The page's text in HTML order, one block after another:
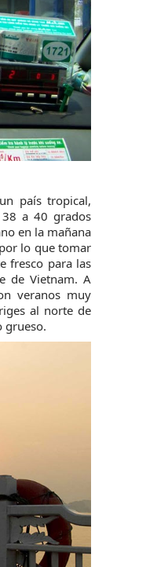
país tropical,
a 40 grados
en la mañana
lo que tomar
fresco para las
de Vietnam. A
veranos muy
al norte de
grueso.